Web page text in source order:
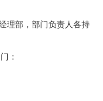
理部，部门负责人各持
：